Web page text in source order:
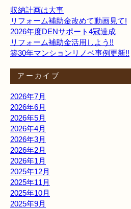
収納計画は大事
リフォーム補助金改めて動画見て!
2026年度DENサポート4冠達成
リフォーム補助金活用しよう!!
築30年マンションリノベ事例更新!!
アーカイブ
2026年7月
2026年6月
2026年5月
2026年4月
2026年3月
2026年2月
2026年1月
2025年12月
2025年11月
2025年10月
2025年9月